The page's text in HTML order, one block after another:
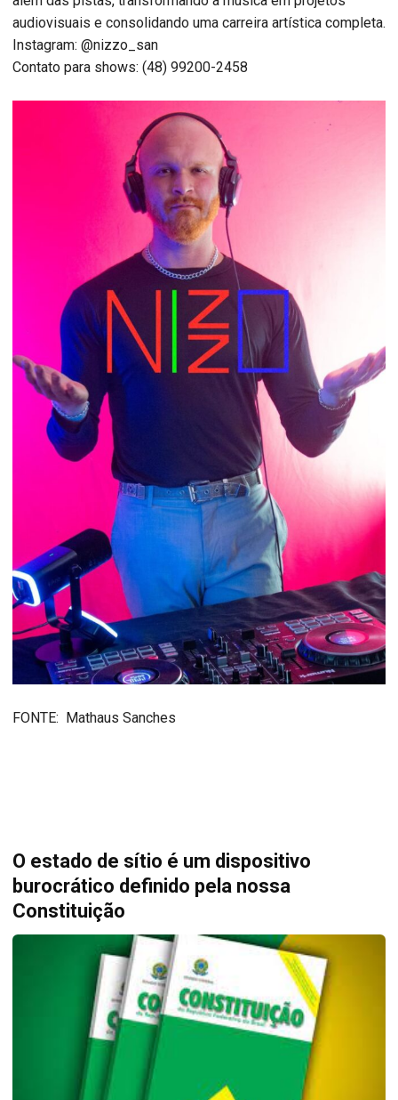
audiovisuais e consolidando uma carreira artística completa.
Instagram: @nizzo_san
Contato para shows: (48) 99200-2458
FONTE: Mathaus Sanches
O estado de sítio é um dispositivo
burocrático definido pela nossa
Constituição